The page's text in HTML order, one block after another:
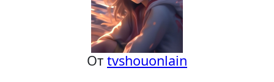
От tvshouonlain